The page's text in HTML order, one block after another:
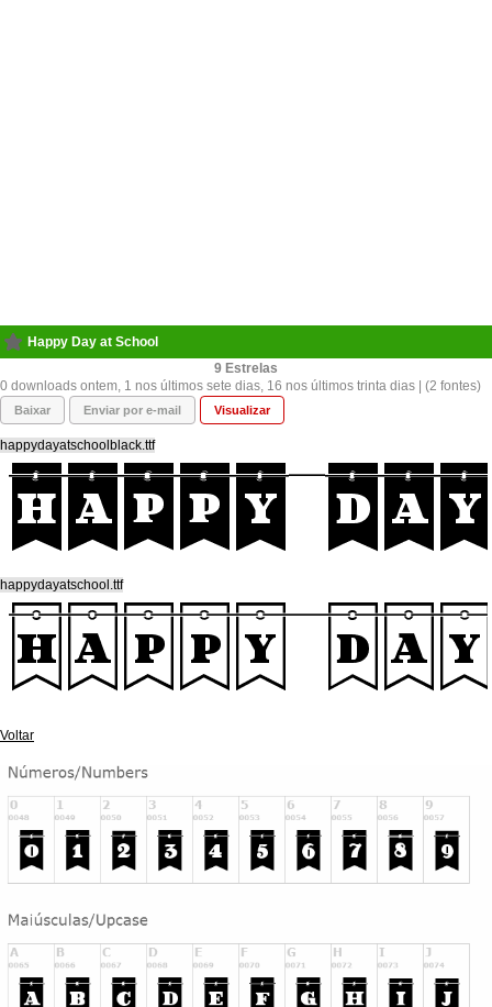
Happy Day at School
9
0 downloads ontem, 1 nos últimos sete dias, 16 nos últimos trinta dias | (2 fontes)
Baixar Enviar por e-mail Visualizar
happydayatschoolblack.ttf
happydayatschool.ttf
Voltar